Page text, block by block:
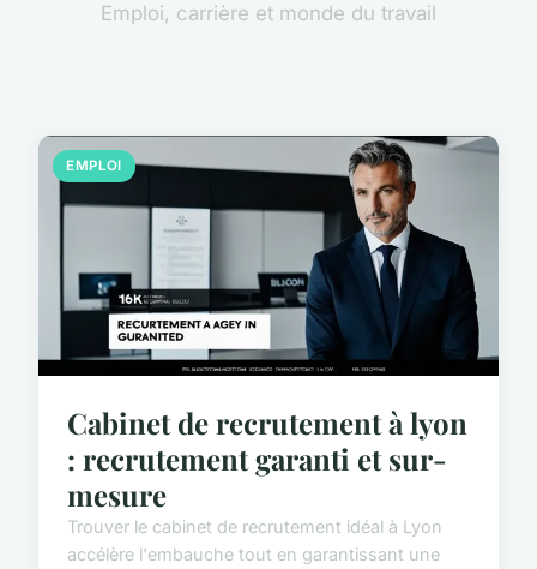
Emploi, carrière et monde du travail
EMPLOI
Cabinet de recrutement à lyon
: recrutement garanti et sur-
mesure
Trouver le cabinet de recrutement idéal à Lyon
accélère l'embauche tout en garantissant une